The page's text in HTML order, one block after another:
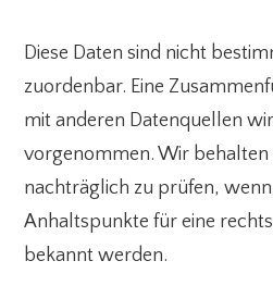
Diese Daten sind nicht
zuordenbar. Eine
mit anderen Datenquellen
vorgenommen. Wir behalten
nachträglich zu prüfen,
Anhaltspunkte für eine
bekannt werden.